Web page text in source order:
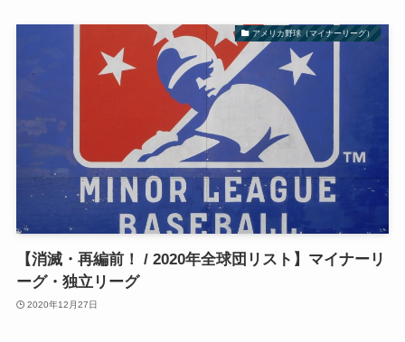
アメリカ野球（マイナーリーグ）
【消滅・再編前！ / 2020年全球団リスト】マイナーリ
ーグ・独立リーグ
2020年12月27日